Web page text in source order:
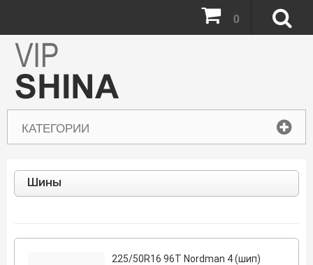
КАТЕГОРИИ
0
Шины
225/50R16 96T Nordman 4 (шип)